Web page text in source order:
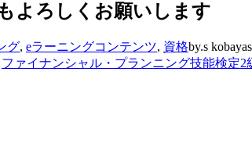
よろしくお願いします
グ, eラーニングコンテンツ, 資格by.s
ファイナンシャル・プランニング技能検定2